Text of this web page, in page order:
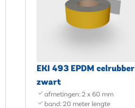
EKI 493 EPDM celrubber
zwart
afmetingen: 2 x 60 mm
band: 20 meter lengte